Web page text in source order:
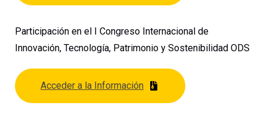
Participación en el I Congreso Internacional de
Innovación, Tecnología, Patrimonio y Sostenibilidad ODS
Acceder a la Información